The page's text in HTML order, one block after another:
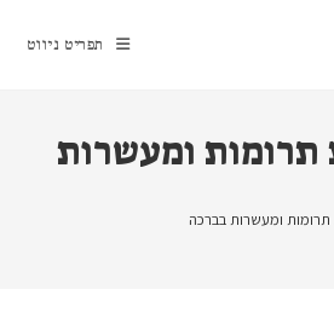
תפריט ניווט
ומעשרות
ומעשרות בברכה